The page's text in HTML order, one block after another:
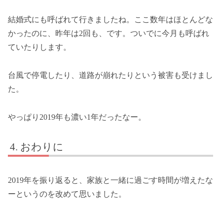
結婚式にも呼ばれて行きましたね。ここ数年はほとんどな
かったのに、昨年は2回も、です。ついでに今月も呼ばれ
ていたりします。
台風で停電したり、道路が崩れたりという被害も受けまし
た。
やっぱり2019年も濃い1年だったなー。
おわりに
2019年を振り返ると、家族と一緒に過ごす時間が増えたな
ーというのを改めて思いました。